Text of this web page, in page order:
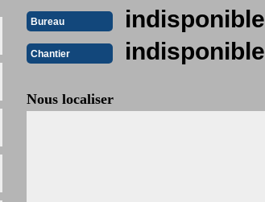
Bureau indisponible
Chantier indisponible
Nous localiser